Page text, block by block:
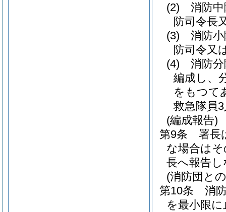
(2)
消防
防司令長
(3)
消防
防司令又
(4)
消防
編成し、
をもつて
救急隊員
(編成報告)
第9条
署長
な場合は
長へ報告
(消防団と
第10条
消
を最小限